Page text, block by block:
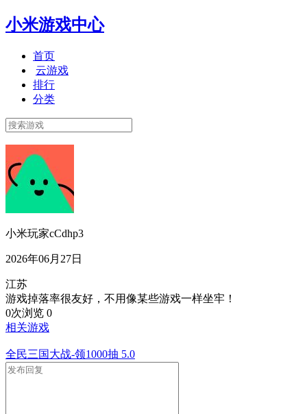
小米游戏中心
首页
云游戏
排行
分类
小米玩家cCdhp3
2026年06月27日
江苏
游戏掉落率很友好，不用像某些游戏一样坐牢！
0次浏览 0
相关游戏
全民三国大战-领1000抽 5.0